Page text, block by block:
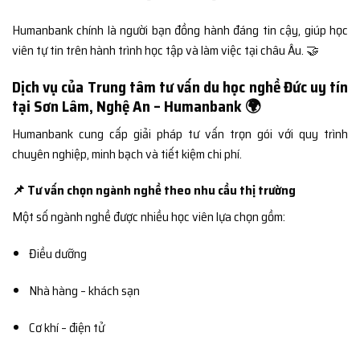
Humanbank chính là người bạn đồng hành đáng tin cậy, giúp học
viên tự tin trên hành trình học tập và làm việc tại châu Âu. 🤝
Dịch vụ của Trung tâm tư vấn du học nghề Đức uy tín
tại Sơn Lâm, Nghệ An – Humanbank 🌍
Humanbank cung cấp giải pháp tư vấn trọn gói với quy trình
chuyên nghiệp, minh bạch và tiết kiệm chi phí.
📌 Tư vấn chọn ngành nghề theo nhu cầu thị trường
Một số ngành nghề được nhiều học viên lựa chọn gồm:
Điều dưỡng
Nhà hàng – khách sạn
Cơ khí – điện tử